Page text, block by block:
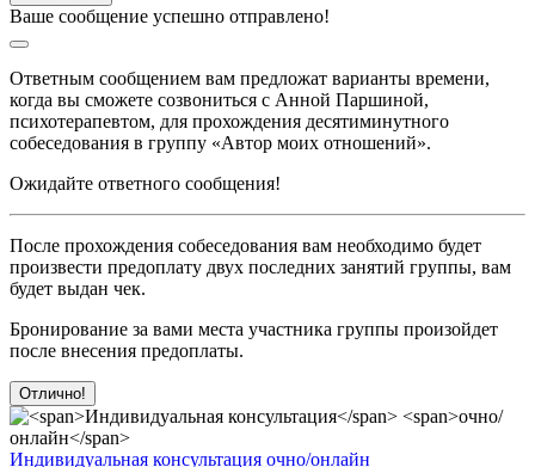
Ваше сообщение успешно отправлено!
Ответным сообщением вам предложат варианты времени,
когда вы сможете созвониться с Анной Паршиной,
психотерапевтом, для прохождения десятиминутного
собеседования в группу «Автор моих отношений».
Ожидайте ответного сообщения!
После прохождения собеседования вам необходимо будет
произвести предоплату двух последних занятий группы, вам
будет выдан чек.
Бронирование за вами места участника группы произойдет
после внесения предоплаты.
Отлично!
Индивидуальная консультация очно/онлайн